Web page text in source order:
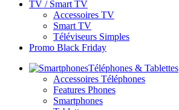
TV / Smart TV
Accessoires TV
Smart TV
Téléviseurs Simples
Promo Black Friday
Téléphones & Tablettes
Accessoires Téléphones
Features Phones
Smartphones